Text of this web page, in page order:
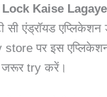
Kaise Lagaye
एंड्रॉयड एप्लिकेशन
store पर इस
जरूर try करें।